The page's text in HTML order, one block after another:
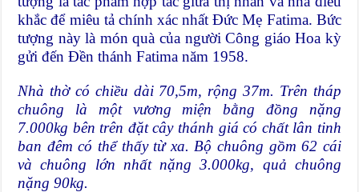
khắc để miêu tả chính xác nhất Đức Mẹ Fatima. Bức
tượng này là món quà của người Công giáo Hoa kỳ
gửi đến Đền thánh Fatima năm 1958.
Nhà thờ có chiều dài 70,5m, rộng 37m. Trên tháp
chuông là một vương miện bằng đồng nặng
7.000kg bên trên đặt cây thánh giá có chất lân tinh
ban đêm có thể thấy từ xa. Bộ chuông gồm 62 cái
và chuông lớn nhất nặng 3.000kg, quả chuông
nặng 90kg.